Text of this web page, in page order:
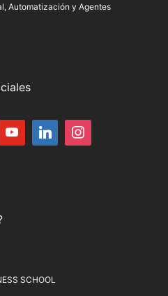
Automatización y Agentes
SCHOOL